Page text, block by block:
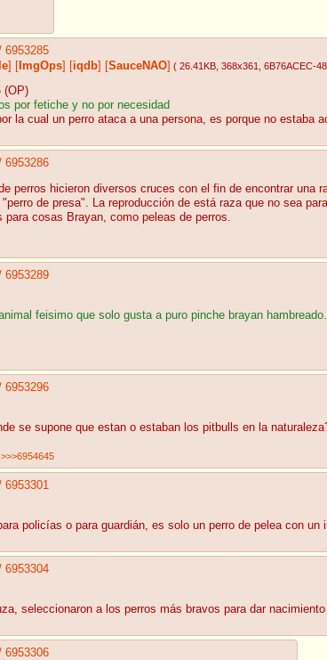
6953285
] [ ImgOps] [iqdb] [SauceNAO] ( 26.41KB , 368x361 , 6B76ACEC-
(OP)
por fetiche y no por necesidad
la cual un perro ataca a una persona, es porque no
6953286
perros hicieron diversos cruces con el fin de encontrar
de presa". La reproducción de está raza que no sea
para cosas Brayan, como peleas de perros.
6953289
feisimo que solo gusta a puro pinche brayan hambreado.
6953296
se supone que estan o estaban los pitbulls en la
>>>6954645
6953301
policías o para guardián, es solo un perro de pelea con un
6953304
seleccionaron a los perros más bravos para dar
6953306